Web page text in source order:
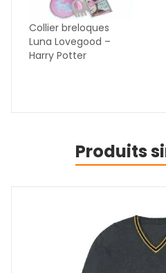
Collier breloques
Luna Lovegood –
Harry Potter
Produits